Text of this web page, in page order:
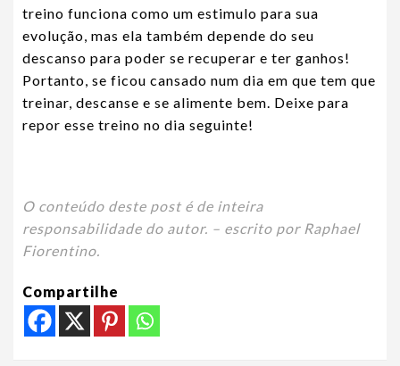
treino funciona como um estimulo para sua
evolução, mas ela também depende do seu
descanso para poder se recuperar e ter ganhos!
Portanto, se ficou cansado num dia em que tem que
treinar, descanse e se alimente bem. Deixe para
repor esse treino no dia seguinte!
O conteúdo deste post é de inteira
responsabilidade do autor. – escrito por Raphael
Fiorentino.
Compartilhe